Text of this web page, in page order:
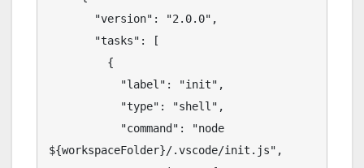
${workspaceFolder}/.vscode/init.js",